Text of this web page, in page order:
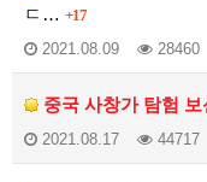
ㄷ… +17
2021.08.09 28460
중국 사창가 탐험
2021.08.17 44717